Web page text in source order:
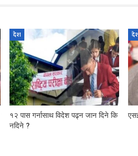
देश
१२ पास गर्नासाथ विदेश पढ्न जान दिने कि
नदिने ?